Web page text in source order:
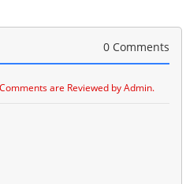
0 Comments
are Reviewed by Admin.